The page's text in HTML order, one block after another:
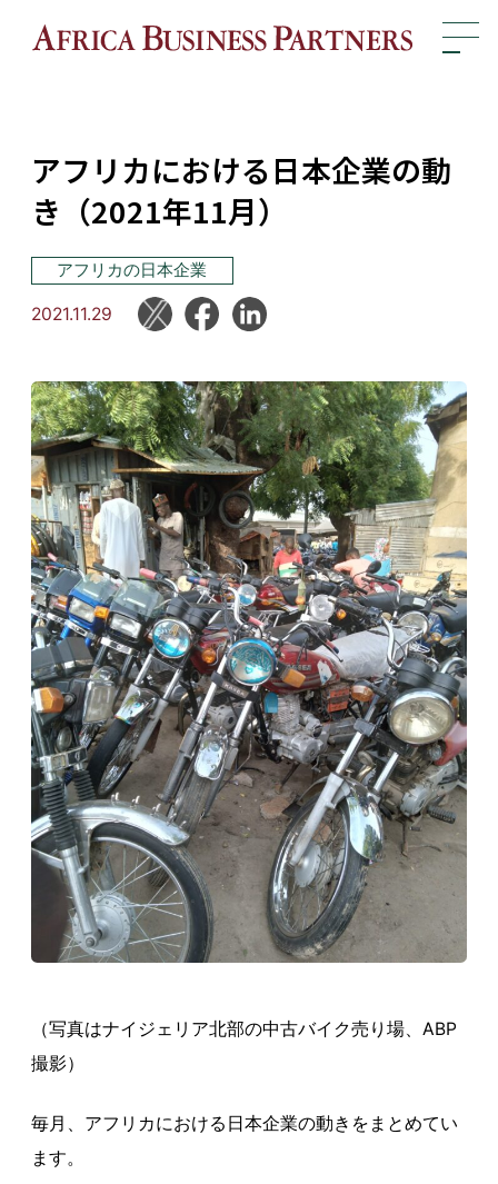
アフリカにおける日本企業の動
き（2021年11月）
アフリカの日本企業
2021.11.29
（写真はナイジェリア北部の中古バイク売り場、ABP
撮影）
毎月、アフリカにおける日本企業の動きをまとめてい
ます。